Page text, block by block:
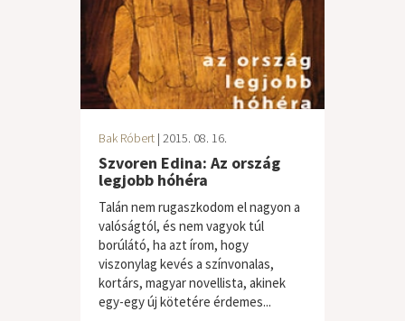
Bak Róbert | 2015. 08. 16.
Szvoren Edina: Az ország
legjobb hóhéra
Talán nem rugaszkodom el nagyon a
valóságtól, és nem vagyok túl
borúlátó, ha azt írom, hogy
viszonylag kevés a színvonalas,
kortárs, magyar novellista, akinek
egy-egy új kötetére érdemes...